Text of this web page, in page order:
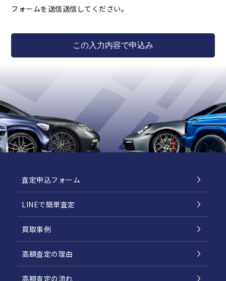
フォームを送信送信してください。
査定申込フォーム
LINEで簡単査定
買取事例
高額査定の理由
高額査定の流れ